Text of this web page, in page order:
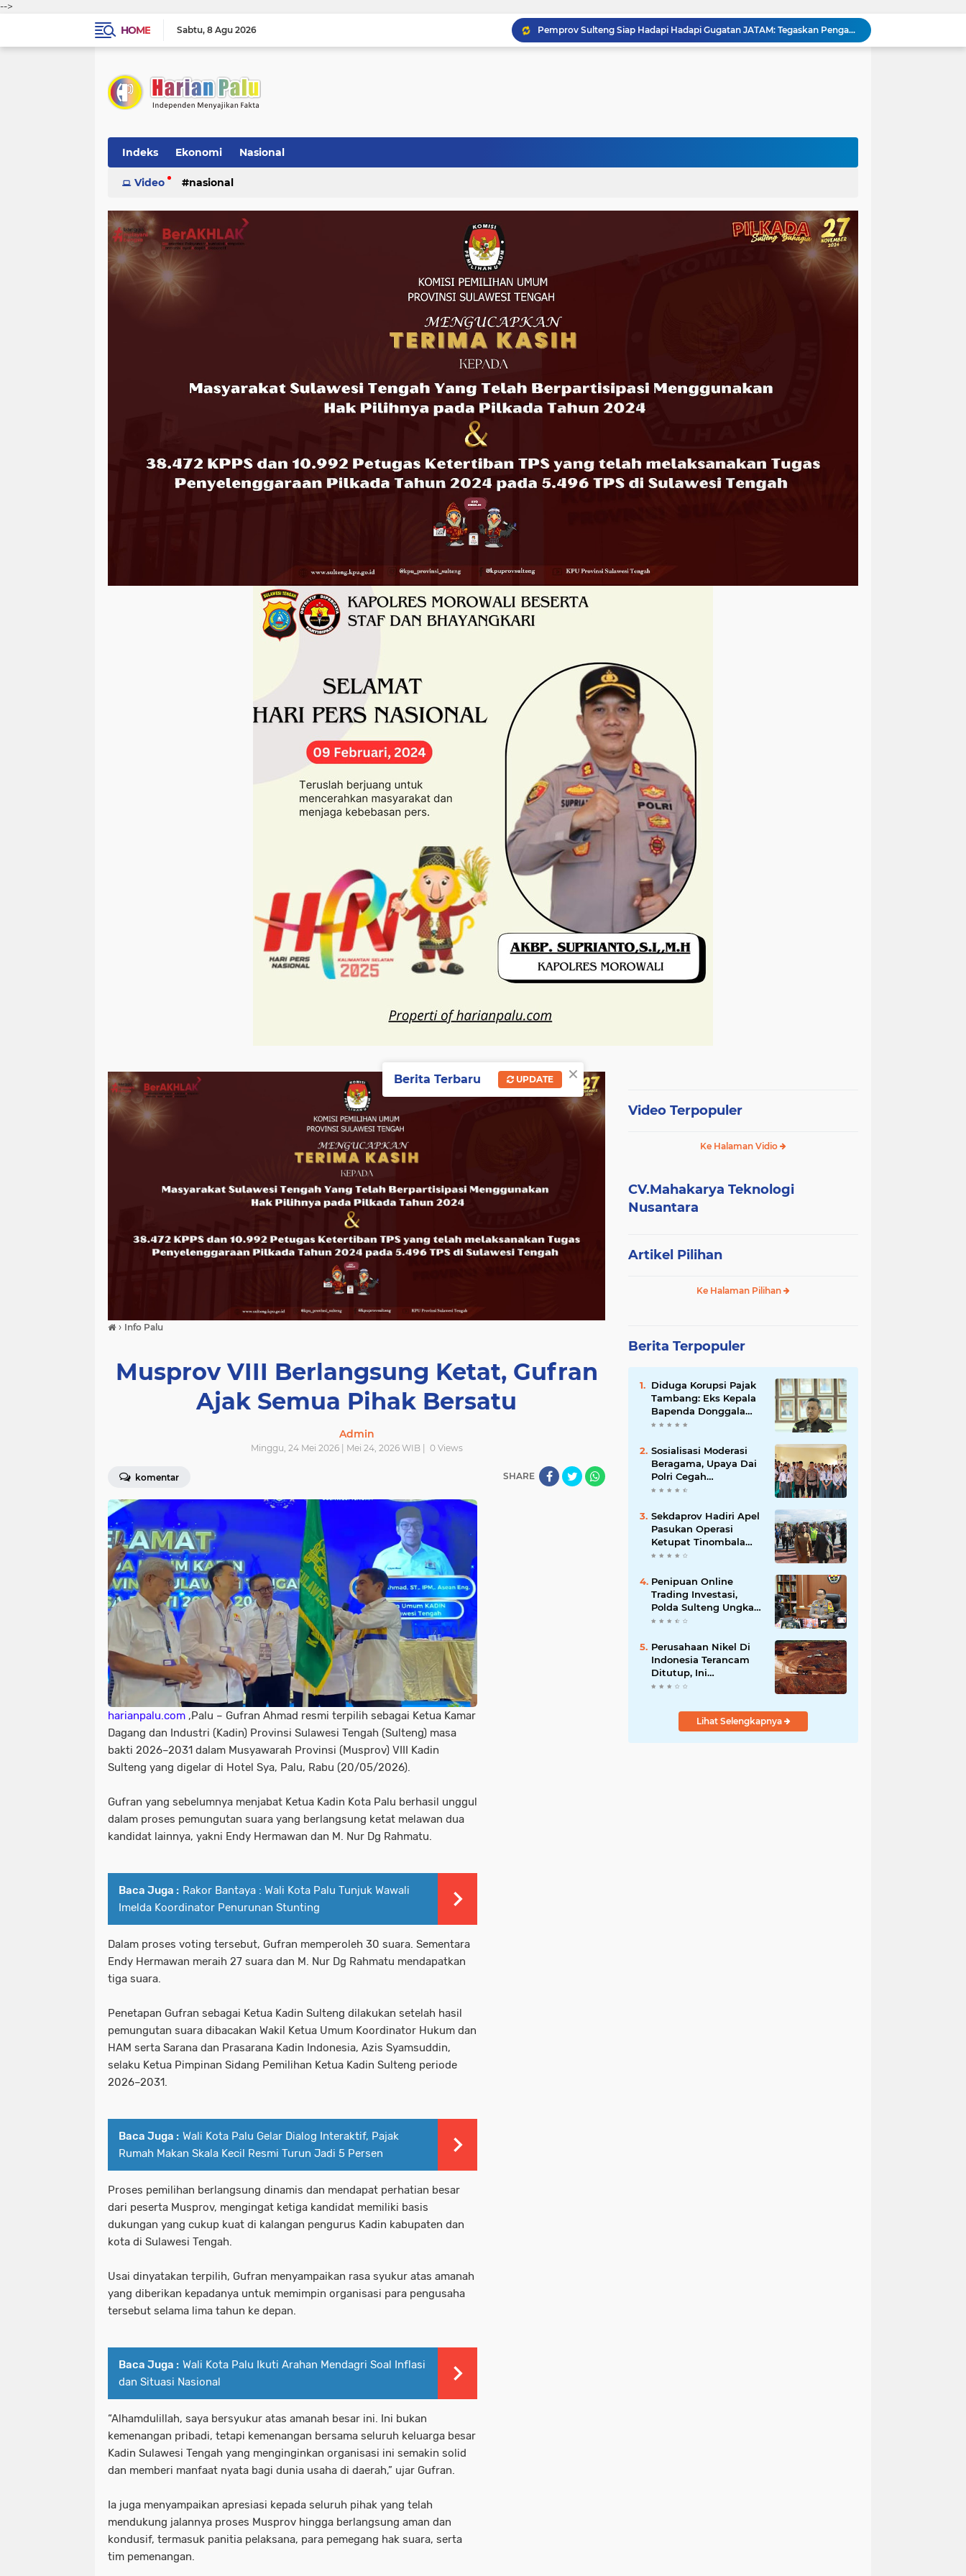
-->
HOME
Sabtu 8 Agu 2026
Pemprov Sulteng Siap Hadapi Hadapi Gugatan JATAM: Tegaskan Pengawasan Lingkungan Sesuai Aturan Perundang-undangan
Silaturahmi Pimpinan APH di Sulteng : Kapolda dan Kejati Solid Perkuat Penegakan Hukum DiBumi Tadulako
Kejati Sulteng Bongkar Kasus Korupsi Dana CSR Tambang, Sekdes Tamainusi Ikut Terseret
Indeks Ekonomi Nasional
Video nasional
› Info Palu
Musprov VIII Berlangsung Ketat, Gufran
Ajak Semua Pihak Bersatu
Admin
Minggu, 24 Mei 2026 | Mei 24, 2026 WIB | 0Views
komentar SHARE
harianpalu.com ,Palu – Gufran Ahmad resmi terpilih sebagai Ketua Kamar
Dagang dan Industri (Kadin) Provinsi Sulawesi Tengah (Sulteng) masa
bakti 2026–2031 dalam Musyawarah Provinsi (Musprov) VIII Kadin
Sulteng yang digelar di Hotel Sya, Palu, Rabu (20/05/2026).
Gufran yang sebelumnya menjabat Ketua Kadin Kota Palu berhasil unggul
dalam proses pemungutan suara yang berlangsung ketat melawan dua
kandidat lainnya, yakni Endy Hermawan dan M. Nur Dg Rahmatu.
Baca Juga : Rakor Bantaya : Wali Kota Palu Tunjuk Wawali
Imelda Koordinator Penurunan Stunting
Dalam proses voting tersebut, Gufran memperoleh 30 suara. Sementara
Endy Hermawan meraih 27 suara dan M. Nur Dg Rahmatu mendapatkan
tiga suara.
Penetapan Gufran sebagai Ketua Kadin Sulteng dilakukan setelah hasil
pemungutan suara dibacakan Wakil Ketua Umum Koordinator Hukum dan
HAM serta Sarana dan Prasarana Kadin Indonesia, Azis Syamsuddin,
selaku Ketua Pimpinan Sidang Pemilihan Ketua Kadin Sulteng periode
2026–2031.
Baca Juga : Wali Kota Palu Gelar Dialog Interaktif, Pajak
Rumah Makan Skala Kecil Resmi Turun Jadi 5 Persen
Proses pemilihan berlangsung dinamis dan mendapat perhatian besar
dari peserta Musprov, mengingat ketiga kandidat memiliki basis
dukungan yang cukup kuat di kalangan pengurus Kadin kabupaten dan
kota di Sulawesi Tengah.
Usai dinyatakan terpilih, Gufran menyampaikan rasa syukur atas amanah
yang diberikan kepadanya untuk memimpin organisasi para pengusaha
tersebut selama lima tahun ke depan.
Baca Juga : Wali Kota Palu Ikuti Arahan Mendagri Soal Inflasi
dan Situasi Nasional
“Alhamdulillah, saya bersyukur atas amanah besar ini. Ini bukan
kemenangan pribadi, tetapi kemenangan bersama seluruh keluarga besar
Kadin Sulawesi Tengah yang menginginkan organisasi ini semakin solid
dan memberi manfaat nyata bagi dunia usaha di daerah,” ujar Gufran.
Ia juga menyampaikan apresiasi kepada seluruh pihak yang telah
mendukung jalannya proses Musprov hingga berlangsung aman dan
kondusif, termasuk panitia pelaksana, para pemegang hak suara, serta
tim pemenangan.
Video Terpopuler
Ke Halaman Vidio
CV.Mahakarya Teknologi
Nusantara
Artikel Pilihan
Ke Halaman Pilihan
Berita Terpopuler
Diduga Korupsi Pajak
Tambang: Eks Kepala
Bapenda Donggala
Jadi Tersangka
Sosialisasi Moderasi
Beragama, Upaya Dai
Polri Cegah
Radikalisme di
Sekdaprov Hadiri Apel
Pasukan Operasi
Ketupat Tinombala
2023
Penipuan Online
Trading Investasi,
Polda Sulteng Ungkap
Selama Beroperasi
Milyar
Perusahaan Nikel Di
Indonesia Terancam
Ditutup, Ini
Pernyataan Luhut
Lihat Selengkapnya
×
Berita Terbaru UPDATE